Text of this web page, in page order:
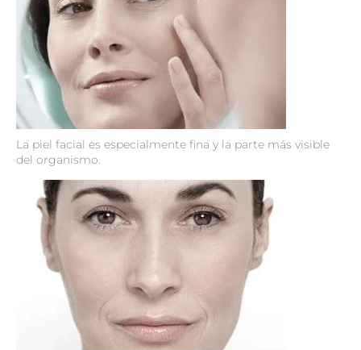
La piel facial es especialmente fina y la parte más visible
del organismo.